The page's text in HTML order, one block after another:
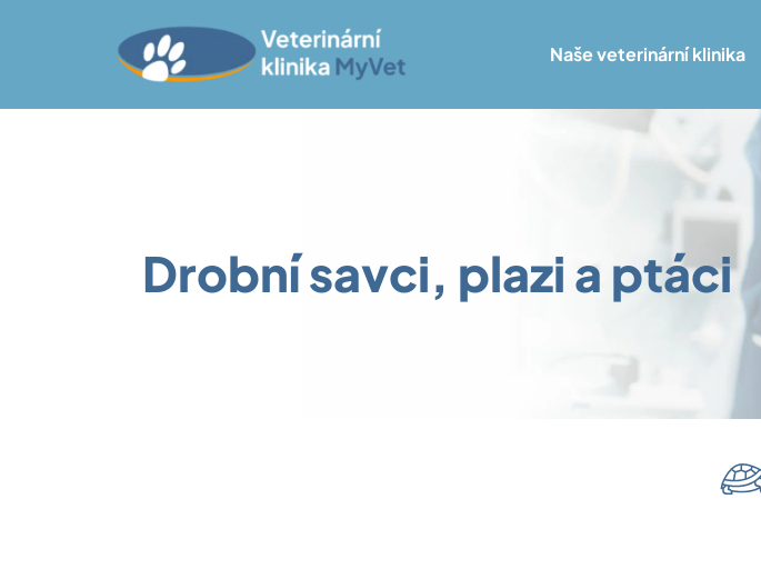
Naše veterinární klinika
Drobní savci, plazi a ptáci